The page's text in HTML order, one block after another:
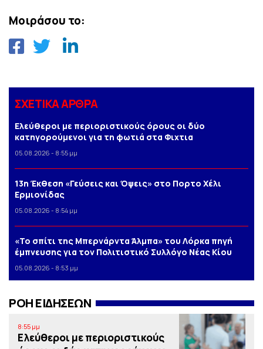
Μοιράσου το:
ΣΧΕΤΙΚΑ ΑΡΘΡΑ
Ελεύθεροι με περιοριστικούς όρους οι δύο
κατηγορούμενοι για τη φωτιά στα Φιχτια
05.08.2026 - 8:55 μμ
13η Έκθεση «Γεύσεις και Όψεις» στο Πορτο Xέλι
Ερμιονίδας
05.08.2026 - 8:54 μμ
«Το σπίτι της Μπερνάρντα Άλμπα» του Λόρκα πηγή
έμπνευσης για τον Πολιτιστικό Συλλόγο Νέας Κίου
05.08.2026 - 8:53 μμ
ΡΟΗ ΕΙΔΗΣΕΩΝ
8:55 μμ
Ελεύθεροι με περιοριστικούς